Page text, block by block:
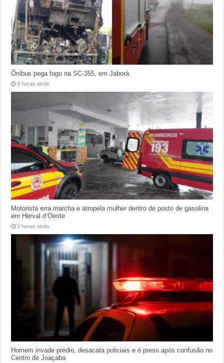
Ônibus pega fogo na SC-355, em Jaborá
8 horas atrás
Motorista erra marcha e atropela mulher dentro de posto de gasolina
em Herval d’Oeste
9 horas atrás
Homem invade prédio, desacata policiais e é preso após confusão no
Centro de Joaçaba